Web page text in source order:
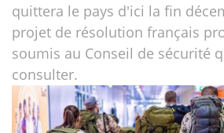
quittera le pays d'ici la fin
projet de résolution français
soumis au Conseil de sécurité
consulter.